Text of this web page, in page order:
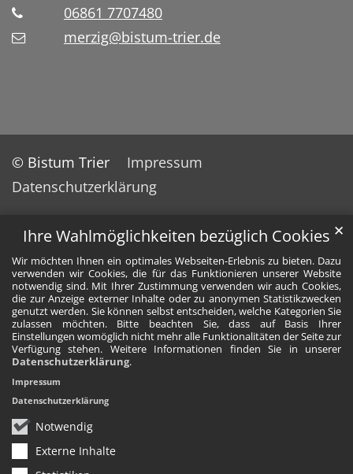
Ihre Wahlmöglichkeiten bezüglich Cookies
Wir möchten Ihnen ein optimales Webseiten-Erlebnis zu bieten. Dazu
verwenden wir Cookies, die für das Funktionieren unserer Website
notwendig sind. Mit Ihrer Zustimmung verwenden wir auch Cookies,
die zur Anzeige externer Inhalte oder zu anonymen Statistikzwecken
genutzt werden. Sie können selbst entscheiden, welche Kategorien Sie
zulassen möchten. Bitte beachten Sie, dass auf Basis Ihrer
Einstellungen womöglich nicht mehr alle Funktionalitäten der Seite zur
Verfügung stehen. Weitere Informationen finden Sie in unserer
Datenschutzerklärung.
Notwendig
Externe Inhalte
✕
Impressum
Datenschutzerklärung
06861 7707480
merzig@bistum-trier.de
© Bistum Trier
Impressum
Datenschutzerklärung